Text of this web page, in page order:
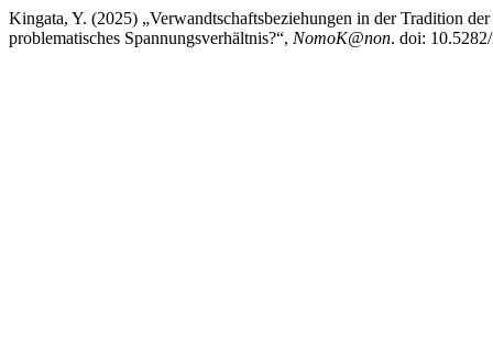
Kingata, Y. (2025) „Verwandtschaftsbeziehungen in der Tradition
problematisches Spannungsverhältnis?“, NomoK@non. doi: